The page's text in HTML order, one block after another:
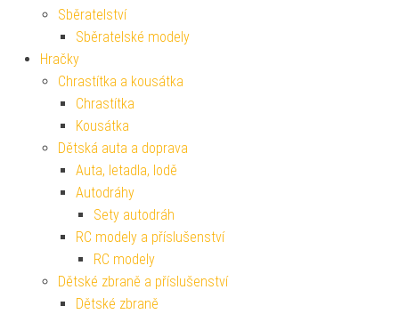
Sběratelství
Sběratelské modely
Hračky
Chrastítka a kousátka
Chrastítka
Kousátka
Dětská auta a doprava
Auta, letadla, lodě
Autodráhy
Sety autodráh
RC modely a příslušenství
RC modely
Dětské zbraně a příslušenství
Dětské zbraně